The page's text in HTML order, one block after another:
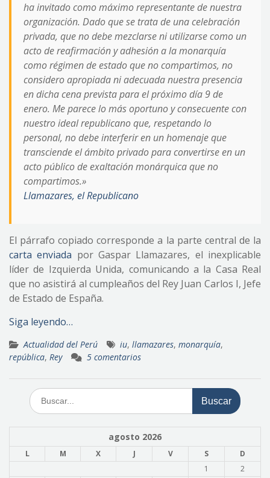
ha invitado como máximo representante de nuestra
organización. Dado que se trata de una celebración
privada, que no debe mezclarse ni utilizarse como un
acto de reafirmación y adhesión a la monarquía
como régimen de estado que no compartimos, no
considero apropiada ni adecuada nuestra presencia
en dicha cena prevista para el próximo día 9 de
enero. Me parece lo más oportuno y consecuente con
nuestro ideal republicano que, respetando lo
personal, no debe interferir en un homenaje que
transciende el ámbito privado para convertirse en un
acto público de exaltación monárquica que no
compartimos.»
Llamazares, el Republicano
El párrafo copiado corresponde a la parte central de la
carta enviada por Gaspar Llamazares, el inexplicable
líder de Izquierda Unida, comunicando a la Casa Real
que no asistirá al cumpleaños del Rey Juan Carlos I, Jefe
de Estado de España.
Siga leyendo…
Actualidad del Perú iu, llamazares, monarquía,
república, Rey 5 comentarios
Buscar:
agosto 2026
L M X J V S
D
1
2